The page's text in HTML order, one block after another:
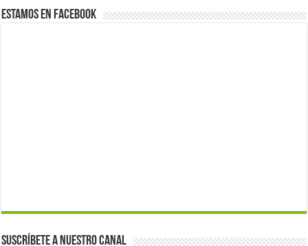
Estamos en Facebook
Suscríbete a nuestro canal